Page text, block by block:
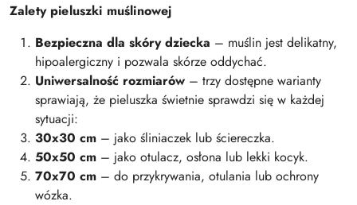
Zalety pieluszki muślinowej
Bezpieczna dla skóry dziecka – muślin jest delikatny,
hipoalergiczny i pozwala skórze oddychać.
Uniwersalność rozmiarów – trzy dostępne warianty
sprawiają, że pieluszka świetnie sprawdzi się w każdej
sytuacji:
30x30 cm – jako śliniaczek lub ściereczka.
50x50 cm – jako otulacz, osłona lub lekki kocyk.
70x70 cm – do przykrywania, otulania lub ochrony
wózka.